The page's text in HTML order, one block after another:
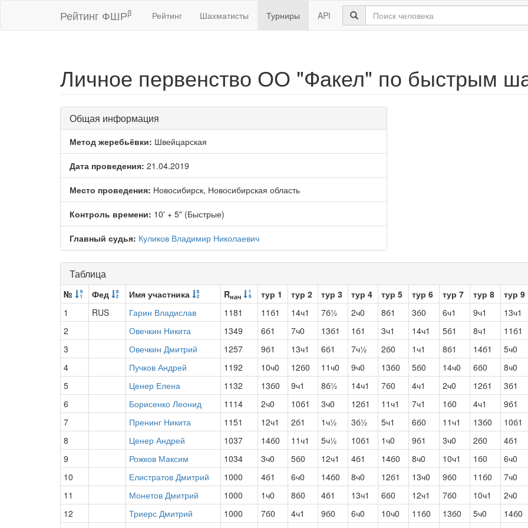
Рейтинг ФШРβ Рейтинг Шахматисты Турниры API
Личное первенство ОО "Факел" по быстрым
Общая информация
Метод жеребьёвки: Швейцарская
Дата проведения: 21.04.2019
Место проведения: Новосибирск, Новосибирская область
Контроль времени: 10' + 5" (Быстрые)
Главный судья: Куликов Владимир Николаевич
Таблица
№ Фед Имя участника Rнач тур 1 тур 2 тур 3 тур 4 тур 5 тур 6 тур 7 тур 8 тур 9
1
RUS Гарин Владислав 1181 11б1 14ч1 7б½ 2ч0 8б1 3б0 6ч1 9ч1 13ч1
2
Овечкин Никита 1349 6б1 7ч0 13б1 1б1 3ч1 14ч1 5б1 8ч1 11б1
3
Овечкин Дмитрий 1257 9б1 13ч1 6б1 7ч½ 2б0 1ч1 8б1 14б1 5ч0
4
Пучков Андрей 1192 10ч0 12б0 11ч0 9ч0 13б0 5б0 14ч0 6б0 8ч0
5
Ценер Елена 1132 13б0 9ч1 8б½ 14ч1 7б0 4ч1 2ч0 12б1 3б1
6
Борисенко Леонид 1114 2ч0 10б1 3ч0 12б1 11ч1 7ч1 1б0 4ч1 9б1
7
Пренинг Никита 1151 12ч1 2б1 1ч½ 3б½ 5ч1 6б0 11ч1 13б0 10б1
8
Ценер Андрей 1037 14б0 11ч1 5ч½ 10б1 1ч0 9б1 3ч0 2б0 4б1
9
Рожков Максим 1034 3ч0 5б0 12ч1 4б1 14б0 8ч0 10ч1 1б0 6ч0
10
Елистратов Дмитрий 1000 4б1 6ч0 14б0 8ч0 12б1 13ч0 9б0 11б0 7ч0
11
Монетов Дмитрий 1000 1ч0 8б0 4б1 13ч1 6б0 12ч1 7б0 10ч1 2ч0
12
Триерс Дмитрий 1000 7б0 4ч1 9б0 6ч0 10ч0 11б0 13б0 5ч0 14б0